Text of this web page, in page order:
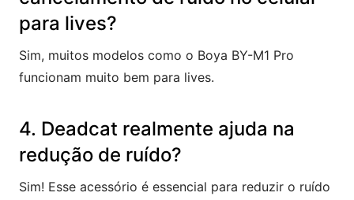
para lives?
Sim, muitos modelos como o Boya BY-M1 Pro
funcionam muito bem para lives.
4. Deadcat realmente ajuda na
redução de ruído?
Sim! Esse acessório é essencial para reduzir o ruído